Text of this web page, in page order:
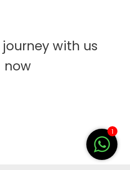
with us
now
1